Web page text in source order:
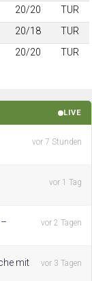
20/20
TUR
20/18 TUR
20/20 TUR
LIVE
vor 7 Stunden
vor 1 Tag
vor 2 Tagen
mit
vor 3 Tagen